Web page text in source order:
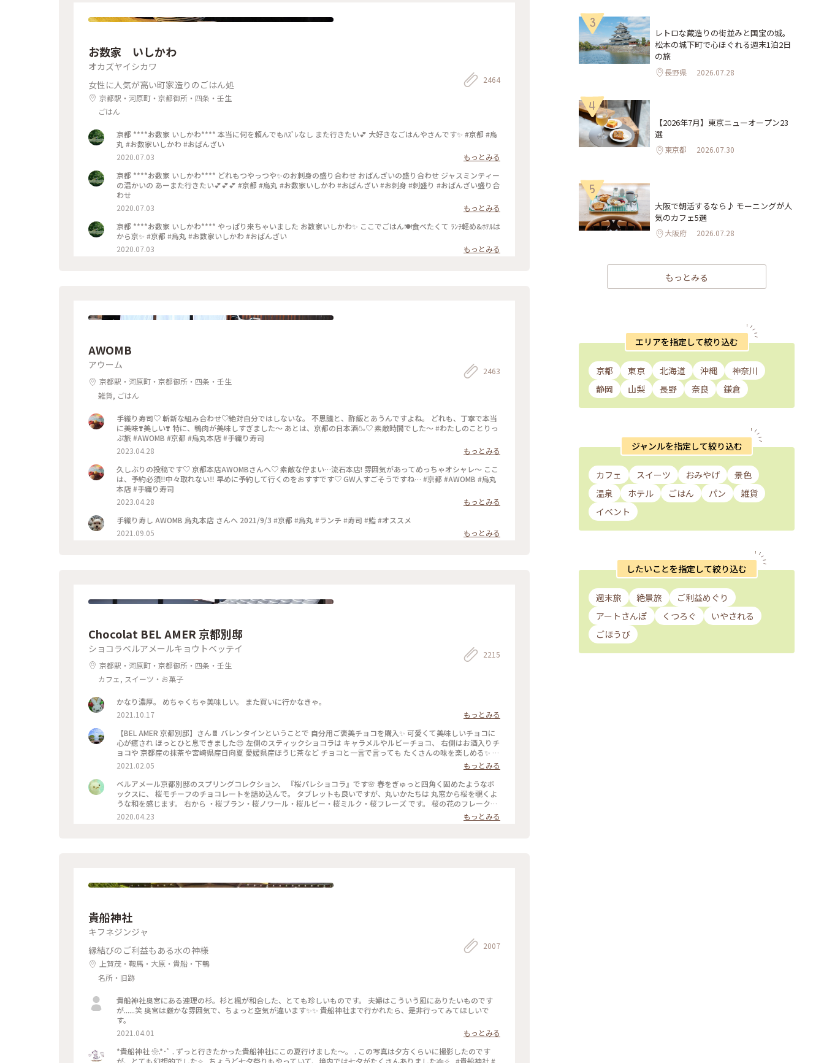
お数家 いしかわ
オカズヤイシカワ
女性に人気が高い町家造りのごはん処
京都駅・河原町・京都御所・四条・壬生
ごはん
2464
京都 ****お数家 いしかわ**** 本当に何を頼んでもﾊｽﾞﾚなし また行きたい💕 大好きなごはんやさんです✨ #京都 #烏
丸 #お数家いしかわ #おばんざい
2020.07.03
もっとみる
京都 ****お数家 いしかわ**** どれもつやっつや✨のお刺身の盛り合わせ おばんざいの盛り合わせ ジャスミンティー
の温かいの あーまた行きたい💕💕💕 #京都 #烏丸 #お数家いしかわ #おばんざい #お刺身 #刺盛り #おばんざい盛り合
わせ
2020.07.03
もっとみる
京都 ****お数家 いしかわ**** やっぱり来ちゃいました お数家いしかわ✨ ここでごはん🍽️食べたくて ﾗﾝﾁ軽め&ﾎﾃﾙは
から京✨ #京都 #烏丸 #お数家いしかわ #おばんざい
2020.07.03
もっとみる
AWOMB
アウーム
京都駅・河原町・京都御所・四条・壬生
雑貨, ごはん
2463
手織り寿司♡ 斬新な組み合わせ♡絶対自分ではしないな。 不思議と、酢飯とあうんですよね。 どれも、丁寧で本当
に美味❣️美しい❣️ 特に、鴨肉が美味しすぎました〜 あとは、京都の日本酒🍶♡ 素敵時間でした〜 #わたしのことりっ
ぷ旅 #AWOMB #京都 #烏丸本店 #手織り寿司
2023.04.28
もっとみる
久しぶりの投稿です♡ 京都本店AWOMBさんへ♡ 素敵な佇まい…流石本店! 雰囲気があってめっちゃオシャレ〜 ここ
は、予約必須‼︎中々取れない‼︎ 早めに予約して行くのをおすすです♡ GW人すごそうですね… #京都 #AWOMB #烏丸
本店 #手織り寿司
2023.04.28
もっとみる
手織り寿し AWOMB 烏丸本店 さんへ 2021/9/3 #京都 #烏丸 #ランチ #寿司 #鮨 #オススメ
2021.09.05
もっとみる
Chocolat BEL AMER 京都別邸
ショコラベルアメールキョウトベッテイ
京都駅・河原町・京都御所・四条・壬生
カフェ, スイーツ・お菓子
2215
かなり濃厚。 めちゃくちゃ美味しい。 また買いに行かなきゃ。
2021.10.17
もっとみる
【BEL AMER 京都別邸】さん🍫 バレンタインということで 自分用ご褒美チョコを購入✨ 可愛くて美味しいチョコに
心が癒され ほっとひと息できました😍 左側のスティックショコラは キャラメルやルビーチョコ、 右側はお酒入りチ
ョコや 京都産の抹茶や宮崎県産日向夏 愛媛県産ほうじ茶など チョコと一言で言っても たくさんの味を楽しめる✨ パ
ッケージやデザインもとても可愛いので ご褒美チョコでもプレゼント用でも どちらにもおすすめの詰め合わせです
2021.02.05
もっとみる
ベルアメール京都別邸のスプリングコレクション、 『桜パレショコラ』です🌸 春をぎゅっと四角く固めたようなボ
ックスに、 桜モチーフのチョコレートを詰め込んで。 タブレットも良いですが、丸いかたちは 丸窓から桜を覗くよ
うな和を感じます。 右から ・桜ブラン・桜ノワール・桜ルビー・桜ミルク・桜フレーズ です。 桜の花のフレークや
ストロベリーにフランボワーズ、 ナッツやドライフルーツのトッピング。 桜の香りのミルクチョコやルビーチョコ
を使用し、 一枚ずつ違う味を楽しめます♪ 金銀のキラキラと満開の桜、 テーブルの上でのお花見も良いですね😊 #
2020.04.23 もっとみる
貴船神社
キフネジンジャ
縁結びのご利益もある水の神様
上賀茂・鞍馬・大原・貴船・下鴨
名所・旧跡
2007
貴船神社奥宮にある連理の杉。杉と楓が和合した、とても珍しいものです。 夫婦はこういう風にありたいものです
が......笑 奥宮は厳かな雰囲気で、ちょっと空気が違います✨✨ 貴船神社まで行かれたら、是非行ってみてほしいで
す。
2021.04.01
もっとみる
*貴船神社 ❀.*･ﾟ . ずっと行きたかった貴船神社にこの夏行けました～。 . この写真は夕方くらいに撮影したのです
が、とても幻想的でした✧︎ . ちょうど七夕祭りもやっていて、境内では七夕がたくさんありました🎋✧̣̥̇ . #貴船神社 #
3
レトロな蔵造りの街並みと国宝の城。
松本の城下町で心ほぐれる週末1泊2日
の旅
長野県 2026.07.28
4
【2026年7月】東京ニューオープン23
選
東京都 2026.07.30
5
大阪で朝活するなら♪ モーニングが人
気のカフェ5選
大阪府 2026.07.28
もっとみる
エリアを指定して絞り込む
京都 東京 北海道 沖縄
神奈川
静岡
山梨 長野 奈良 鎌倉
ジャンルを指定して絞り込む
カフェ スイーツ おみやげ
景色
温泉
ホテル ごはん パン
雑貨
イベント
したいことを指定して絞り込む
週末旅 絶景旅
ご利益めぐり
アートさんぽ
くつろぐ
いやされる
ごほうび